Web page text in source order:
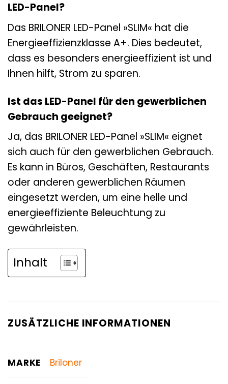
LED-Panel?
Das BRILONER LED-Panel »SLIM« hat die
Energieeffizienzklasse A+. Dies bedeutet,
dass es besonders energieeffizient ist und
Ihnen hilft, Strom zu sparen.
Ist das LED-Panel für den gewerblichen
Gebrauch geeignet?
Ja, das BRILONER LED-Panel »SLIM« eignet
sich auch für den gewerblichen Gebrauch.
Es kann in Büros, Geschäften, Restaurants
oder anderen gewerblichen Räumen
eingesetzt werden, um eine helle und
energieeffiziente Beleuchtung zu
gewährleisten.
Inhalt
ZUSÄTZLICHE INFORMATIONEN
MARKE Briloner